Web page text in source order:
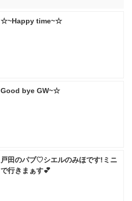
☆~Happy time~☆
Good bye GW~☆
戸田のパブ♡ シエルのみほです!ミニ
で行きまぁす💕